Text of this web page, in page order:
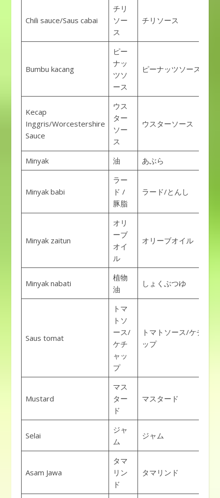
Chili sauce/Saus cabai
チリ
ソー
ス
チリソース
Bumbu kacang
ピー
ナッ
ツソ
ース
ピーナッツソース
Kecap
Inggris/Worcestershire
Sauce
ウス
ター
ソー
ス
ウスターソース
Minyak 油 あぶら
Minyak babi
ラー
ド /
豚脂
ラード/とんし
Minyak zaitun
オリ
ーブ
オイ
ル
オリーブオイル
Minyak nabati
植物
油
しょくぶつゆ
Saus tomat
トマ
トソ
ース/
ケチ
ャッ
プ
トマトソース/ケチャ
ップ
Mustard
マス
ター
ド
マスタード
Selai
ジャ
ム
ジャム
Asam Jawa
タマ
リン
ド
タマリンド